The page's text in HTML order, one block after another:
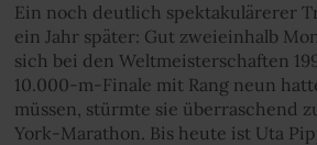
Ein noch deutlich spektakulärerer
ein Jahr später: Gut zweieinhalb
sich bei den Weltmeisterschaften
10.000-m-Finale mit Rang neun
müssen, stürmte sie überraschend
York-Marathon. Bis heute ist Uta